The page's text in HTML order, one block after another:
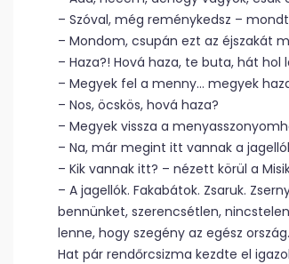
– Szóval, még reménykedsz –
– Mondom, csupán ezt az éjszakát
– Haza?! Hová haza, te buta, hát hol
– Megyek fel a menny… megyek
– Nos, öcskös, hová haza?
– Megyek vissza a
– Na, már megint itt vannak a
– Kik vannak itt? – nézett körül a
– A jagellók. Fakabátok. Zsaruk.
bennünket, szerencsétlen,
lenne, hogy szegény az egész ország.
Hat pár rendőrcsizma kezdte el